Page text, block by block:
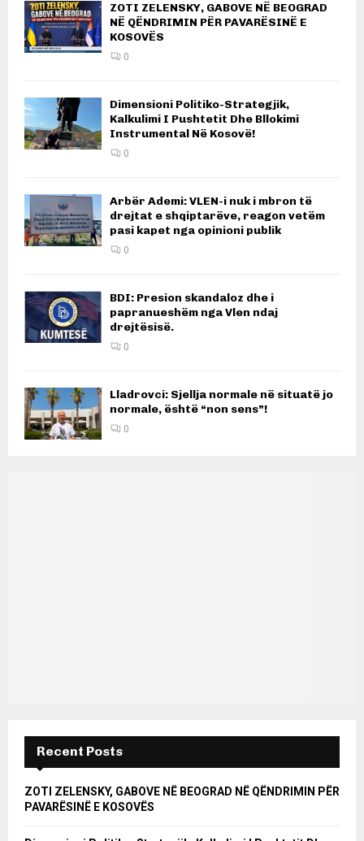
ZOTI ZELENSKY, GABOVE NË BEOGRAD
NË QËNDRIMIN PËR PAVARËSINË E
KOSOVËS
0
Dimensioni Politiko-Strategjik,
Kalkulimi I Pushtetit Dhe Bllokimi
Instrumental Në Kosovë!
0
Arbër Ademi: VLEN-i nuk i mbron të
drejtat e shqiptarëve, reagon vetëm
pasi kapet nga opinioni publik
0
BDI: Presion skandaloz dhe i
papranueshëm nga Vlen ndaj
drejtësisë.
0
Lladrovci: Sjellja normale në situatë jo
normale, është “non sens”!
0
Recent Posts
ZOTI ZELENSKY, GABOVE NË BEOGRAD NË QËNDRIMIN PËR
PAVARËSINË E KOSOVËS